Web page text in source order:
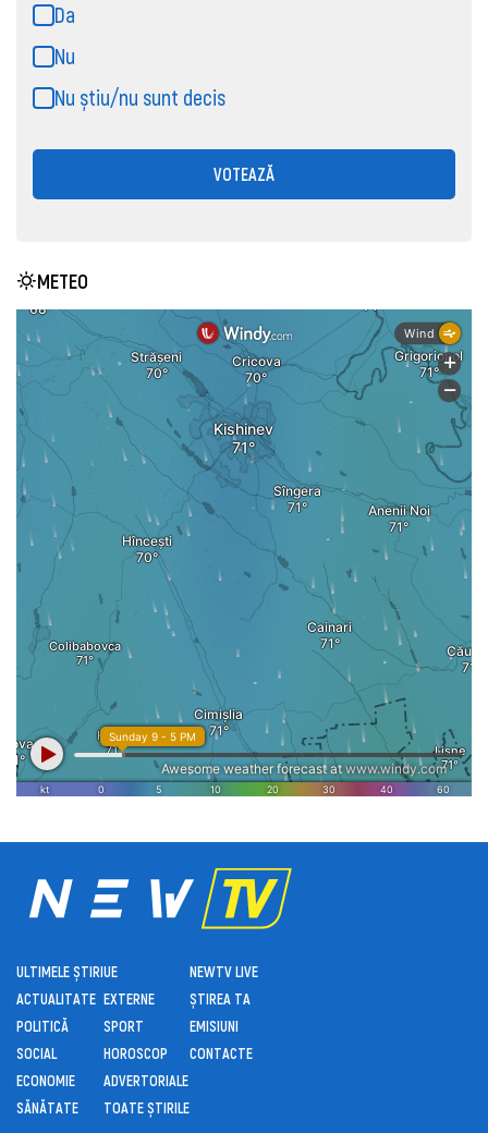
Da
Nu
Nu știu/nu sunt decis
VOTEAZĂ
METEO
ULTIMELE ȘTIRI
ACTUALITATE
POLITICĂ
SOCIAL
ECONOMIE
SĂNĂTATE
UE
EXTERNE
SPORT
HOROSCOP
ADVERTORIALE
TOATE ȘTIRILE
NEWTV LIVE
ȘTIREA TA
EMISIUNI
CONTACTE